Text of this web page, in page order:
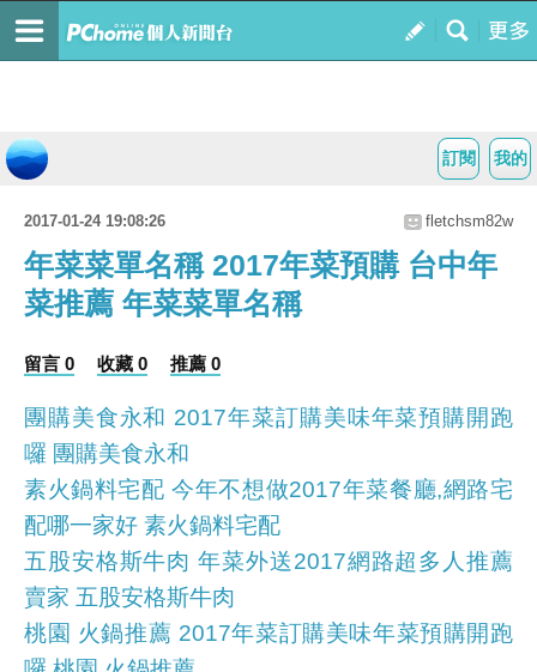
我的
訂閱
2017-01-24 19:08:26 fletchsm82w
年菜菜單名稱 2017年菜預購 台中年
菜推薦 年菜菜單名稱
留言 0 收藏 0 推薦 0
團購美食永和 2017年菜訂購美味年菜預購開跑
囉 團購美食永和
素火鍋料宅配 今年不想做2017年菜餐廳,網路宅
配哪一家好 素火鍋料宅配
五股安格斯牛肉 年菜外送2017網路超多人推薦
賣家 五股安格斯牛肉
桃園 火鍋推薦 2017年菜訂購美味年菜預購開跑